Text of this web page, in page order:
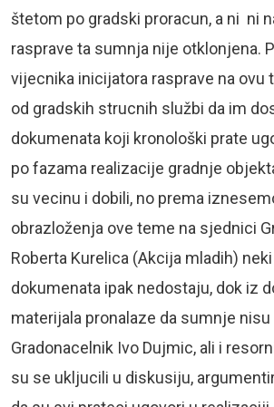
štetom po gradski proracun, a ni ni
rasprave ta sumnja nije otklonjena.
vijecnika inicijatora rasprave na ovu
od gradskih strucnih službi da im
dokumenata koji kronološki prate
po fazama realizacije gradnje
su vecinu i dobili, no prema
obrazloženja ove teme na sjednici
Roberta Kurelica (Akcija mladih)
dokumenata ipak nedostaju, dok iz
materijala pronalaze da sumnje
Gradonacelnik Ivo Dujmic, ali i
su se ukljucili u diskusiju,